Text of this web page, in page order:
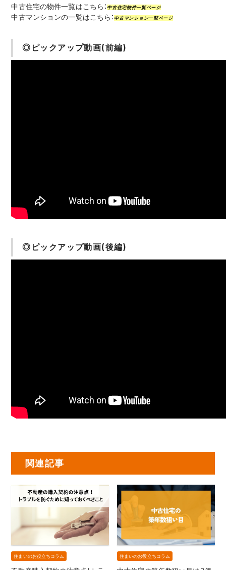
中古住宅の物件一覧はこちら：中古住宅物件一覧ページ
中古マンションの一覧はこちら：中古マンション一覧ページ
◎ピックアップ動画(前編)
◎ピックアップ動画(後編)
関連記事
住まいのお役立ちコラム 住まいのお役立ちコラム